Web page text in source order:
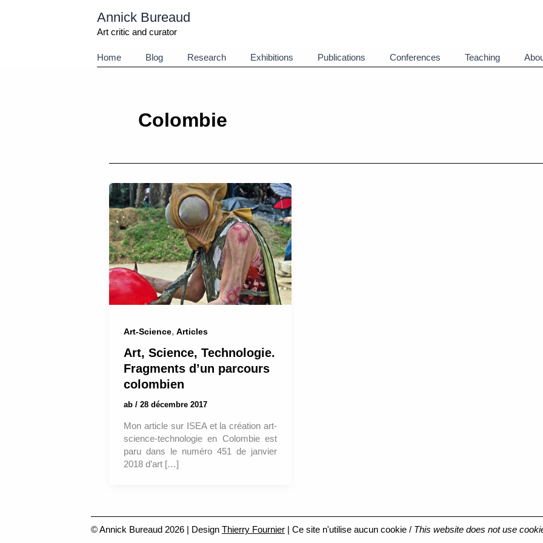
Annick Bureaud
Art critic and curator
Home Blog Research Exhibitions Publications Conferences Teaching
Colombie
Art-Science, Articles
Art, Science, Technologie.
Fragments d’un parcours
colombien
ab / 28 décembre 2017
Mon article sur ISEA et la création art-
science-technologie en Colombie est
paru dans le numéro 451 de janvier
2018 d’art […]
© Annick Bureaud 2026 | Design Thierry Fournier | Ce site n'utilise aucun cookie / This website does not use